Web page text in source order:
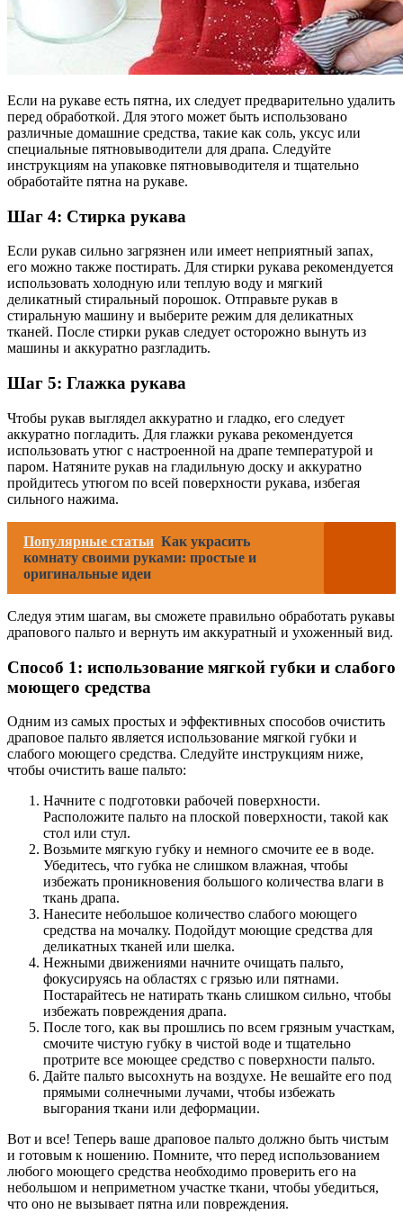
Если на рукаве есть пятна, их следует предварительно удалить
перед обработкой. Для этого может быть использовано
различные домашние средства, такие как соль, уксус или
специальные пятновыводители для драпа. Следуйте
инструкциям на упаковке пятновыводителя и тщательно
обработайте пятна на рукаве.
Шаг 4: Стирка рукава
Если рукав сильно загрязнен или имеет неприятный запах,
его можно также постирать. Для стирки рукава рекомендуется
использовать холодную или теплую воду и мягкий
деликатный стиральный порошок. Отправьте рукав в
стиральную машину и выберите режим для деликатных
тканей. После стирки рукав следует осторожно вынуть из
машины и аккуратно разгладить.
Шаг 5: Глажка рукава
Чтобы рукав выглядел аккуратно и гладко, его следует
аккуратно погладить. Для глажки рукава рекомендуется
использовать утюг с настроенной на драпе температурой и
паром. Натяните рукав на гладильную доску и аккуратно
пройдитесь утюгом по всей поверхности рукава, избегая
сильного нажима.
Популярные статьи Как украсить
комнату своими руками: простые и
оригинальные идеи
Следуя этим шагам, вы сможете правильно обработать рукавы
драпового пальто и вернуть им аккуратный и ухоженный вид.
Способ 1: использование мягкой губки и слабого
моющего средства
Одним из самых простых и эффективных способов очистить
драповое пальто является использование мягкой губки и
слабого моющего средства. Следуйте инструкциям ниже,
чтобы очистить ваше пальто:
Начните с подготовки рабочей поверхности.
Расположите пальто на плоской поверхности, такой как
стол или стул.
Возьмите мягкую губку и немного смочите ее в воде.
Убедитесь, что губка не слишком влажная, чтобы
избежать проникновения большого количества влаги в
ткань драпа.
Нанесите небольшое количество слабого моющего
средства на мочалку. Подойдут моющие средства для
деликатных тканей или шелка.
Нежными движениями начните очищать пальто,
фокусируясь на областях с грязью или пятнами.
Постарайтесь не натирать ткань слишком сильно, чтобы
избежать повреждения драпа.
После того, как вы прошлись по всем грязным участкам,
смочите чистую губку в чистой воде и тщательно
протрите все моющее средство с поверхности пальто.
Дайте пальто высохнуть на воздухе. Не вешайте его под
прямыми солнечными лучами, чтобы избежать
выгорания ткани или деформации.
Вот и все! Теперь ваше драповое пальто должно быть чистым
и готовым к ношению. Помните, что перед использованием
любого моющего средства необходимо проверить его на
небольшом и неприметном участке ткани, чтобы убедиться,
что оно не вызывает пятна или повреждения.